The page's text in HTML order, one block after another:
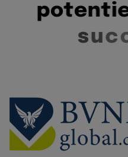
potenti
succ